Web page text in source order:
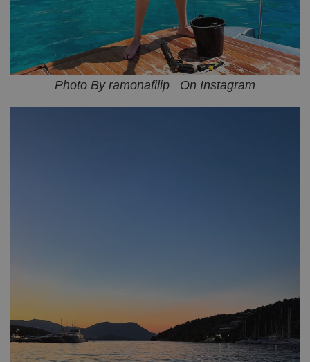
Photo By ramonafilip_ On Instagram